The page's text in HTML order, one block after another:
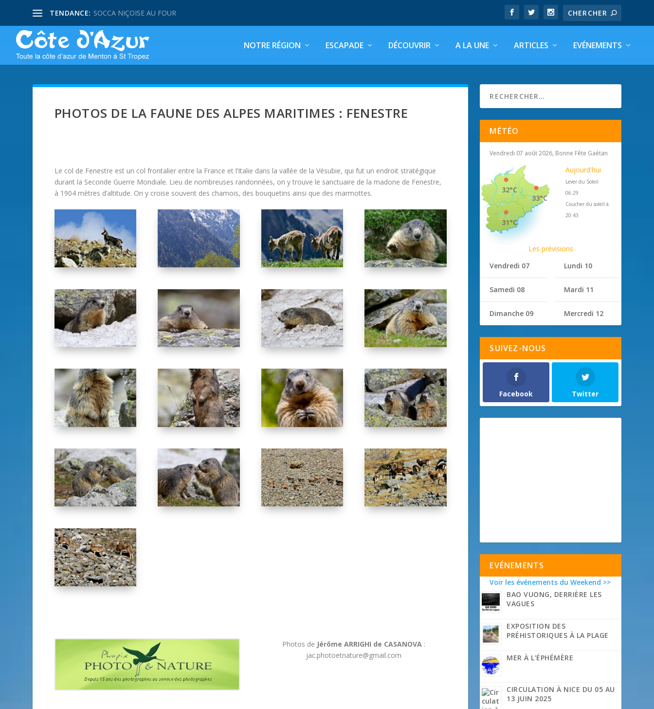
TENDANCE: SOCCA NIÇOISE AU FOUR
NOTRE RÉGION ESCAPADE DÉCOUVRIR A LA UNE ARTICLES EVÉNEMENTS
PHOTOS DE LA FAUNE DES ALPES MARITIMES : FENESTRE
Le col de Fenestre est un col frontalier entre la France et l’Italie dans la vallée de la Vésubie, qui fut un endroit stratégique
durant la Seconde Guerre Mondiale. Lieu de nombreuses randonnées, on y trouve le sanctuaire de la madone de Fenestre,
à 1904 mètres d’altitude. On y croise souvent des chamois, des bouquetins ainsi que des marmottes.
Photos de Jérôme ARRIGHI de CASANOVA :
jac.photoetnature@gmail.com
MÉTÉO
Vendredi 07 août 2026, Bonne Fête Gaétan
33°C
32°C
31°C
Aujourd'hui
Lever du Soleil
06:29
Coucher du soleil à
20:43
Les prévisions
Vendredi 07
Samedi 08
Dimanche 09
Lundi 10
Mardi 11
Mercredi 12
SUIVEZ-NOUS
Facebook Twitter
EVÉNEMENTS
Voir les événements du Weekend >>
BAO VUONG, DERRIÈRE LES
VAGUES
EXPOSITION DES
PRÉHISTORIQUES À LA PLAGE
MER À L’ÉPHÉMÈRE
CIRCULATION À NICE DU 05 AU
13 JUIN 2025